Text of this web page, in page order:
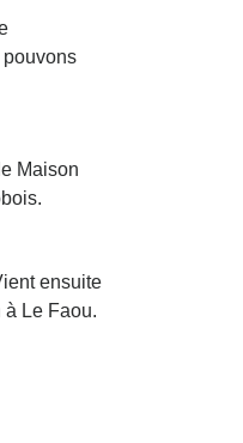
pouvons
Maison
ensuite
Le Faou.